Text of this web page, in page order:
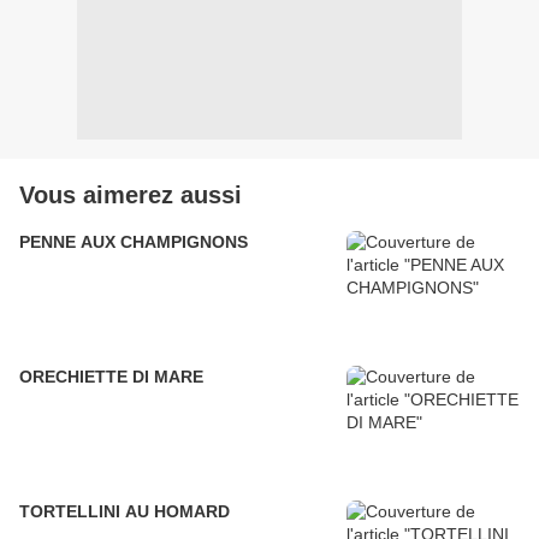
Vous aimerez aussi
PENNE AUX CHAMPIGNONS
ORECHIETTE DI MARE
TORTELLINI AU HOMARD